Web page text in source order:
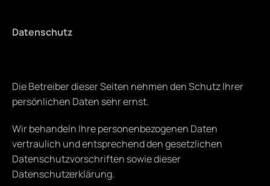
Datenschutz
Die Betreiber dieser Seiten nehmen den Schutz Ihrer
persönlichen Daten sehr ernst.
Wir behandeln Ihre personenbezogenen Daten
vertraulich und entsprechend den gesetzlichen
Datenschutzvorschriften sowie dieser
Datenschutzerklärung.